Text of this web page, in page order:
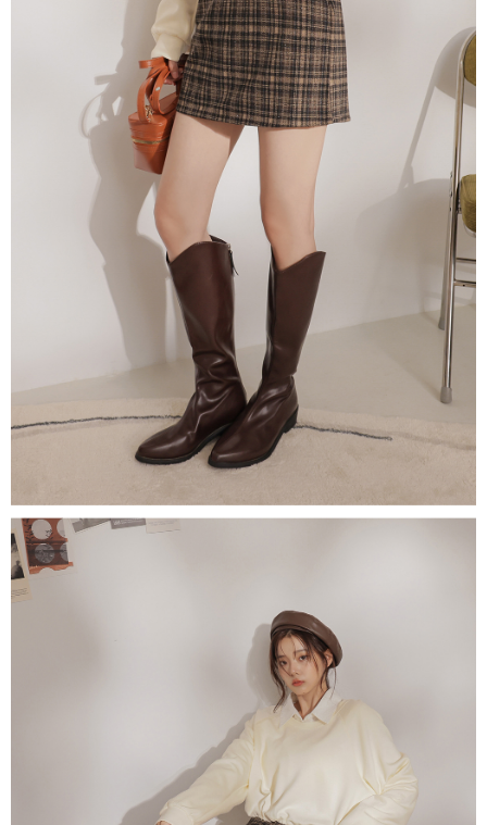
4. Dalam masa 30 minit selepas pesanan ditubuhkan, jika tidak pergi
untuk mengesahkan transaksi atau jika tidak lulus semakan, pesanan
akan dibatalkan secara automatik. Jika terdapat situasi "pindah untuk
semakan khusus" yang tidak lulus, ini menunjukkan bahawa sistem
penilaian tidak mencukupi, tiada penjelasan mengenai kandungan
penilaian boleh diberikan.
【Penerangan Kaedah Pembayaran】
1. Pembayaran ansuran tidak digabungkan dalam bil telekomunikasi,
"Pembayaran Ansuran Gogo" akan menghantar SMS peringatan
pembayaran selepas tarikh penyelesaian bulanan.
2. Melalui pautan SMS untuk membuka bil, anda boleh memilih untuk
membayar melalui "Kod bar kedai serbaneka / Kedai rasmi Taiwan
Mobile / Pemindahan bank / Pembayaran J街口 / iPASS MONEY" dan
【Nota Penting】
1. Perkhidmatan ini disediakan oleh "Taiwan Mobile Co., Ltd." untuk
membolehkan pengguna membeli produk atau perkhidmatan melalui
perkhidmatan ini semasa transaksi, dan kedai akan menyerahkan hak
tuntutan harga jual/beli ansuran kepada syarikat ini untuk membayar bil
menggunakan bil syarikat ini.
2. Berdasarkan tujuan kontrak persetujuan pembayaran menggunakan
"Pembayaran Ansuran Gogo", kedai akan memberikan maklumat peribadi
anda (termasuk nama, telefon atau alamat) kepada Taiwan Mobile untuk
semakan dan pembetulan data yang diperlukan untuk bil ansuran oleh
Taiwan Mobile.
3. Sila baca syarat perkhidmatan pengguna secara lengkap melalui
pautan berikut: https://oppay.tw/userRule